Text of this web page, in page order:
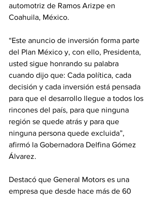
automotriz de Ramos Arizpe en
Coahuila, México.
“Este anuncio de inversión forma parte
del Plan México y, con ello, Presidenta,
usted sigue honrando su palabra
cuando dijo que: Cada política, cada
decisión y cada inversión está pensada
para que el desarrollo llegue a todos los
rincones del país, para que ninguna
región se quede atrás y para que
ninguna persona quede excluida”,
afirmó la Gobernadora Delfina Gómez
Álvarez.
Destacó que General Motors es una
empresa que desde hace más de 60